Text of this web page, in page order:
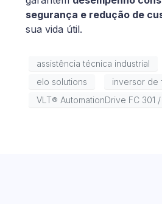
segurança e redução de
sua vida útil.
assistência técnica industrial
elo solutions
inversor de
VLT® AutomationDrive FC 301